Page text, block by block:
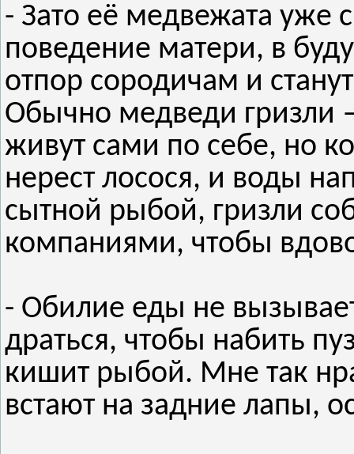
- Зато её медвежата уже
поведение матери, в
отпор сородичам и
Обычно медведи гризли
живут сами по себе, но
нерест лосося, и воды
сытной рыбой, гризли
компаниями, чтобы
- Обилие еды не
драться, чтобы набить
кишит рыбой. Мне так
встают на задние лапы,